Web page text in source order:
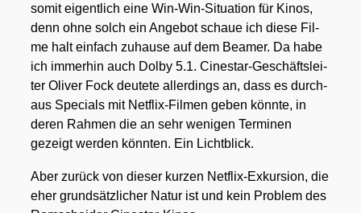
somit eigent­lich eine Win-Win-Situa­ti­on für Kinos,
denn ohne solch ein Ange­bot schaue ich die­se Fil­
me halt ein­fach zuhau­se auf dem Bea­mer. Da habe
ich immer­hin auch Dol­by 5.1. Cine­star-Geschäfts­lei­
ter Oli­ver Fock deu­te­te aller­dings an, dass es durch­
aus Spe­cials mit Net­flix-Fil­men geben könn­te, in
deren Rah­men die an sehr weni­gen Ter­mi­nen
gezeigt wer­den könn­ten. Ein Licht­blick.
Aber zurück von die­ser kur­zen Net­flix-Exkur­si­on, die
eher grund­sätz­li­cher Natur ist und kein Pro­blem des